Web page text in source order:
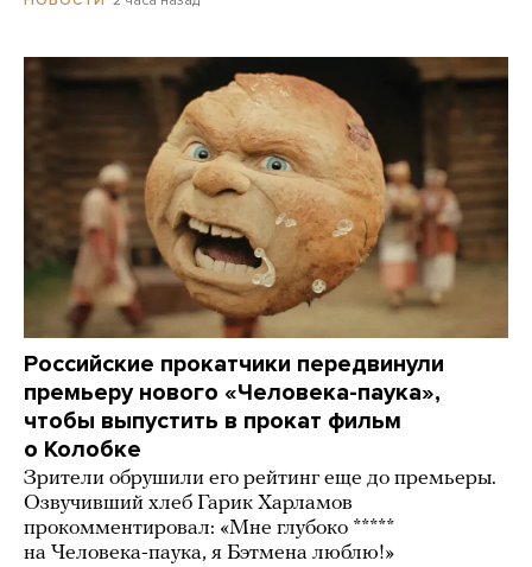
Российские прокатчики передвинули
премьеру нового «Человека-паука»,
чтобы выпустить в прокат фильм
о Колобке
Зрители обрушили его рейтинг еще до премьеры.
Озвучивший хлеб Гарик Харламов
прокомментировал: «Мне глубоко *****
на Человека-паука, я Бэтмена люблю!»